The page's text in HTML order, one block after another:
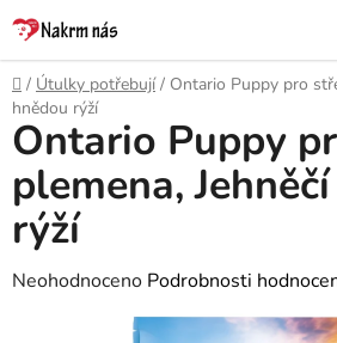
Přejít
na
obsah
Domů
/ Útulky potřebují / Ontario Puppy pro
hnědou rýží
Ontario Puppy
plemena,
rýží
Průměrné
Neohodnoceno Podrobnosti